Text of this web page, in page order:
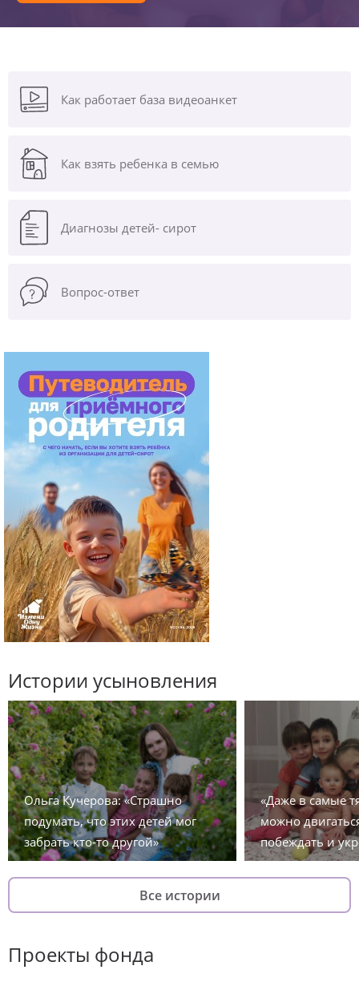
Как работает база видеоанкет
Как взять ребенка в семью
Диагнозы детей- сирот
Вопрос-ответ
Истории усыновления
Ольга Кучерова: «Страшно
подумать, что этих детей мог
забрать кто-то другой»
«Даже в самые
можно
побеждать и
Все истории
Проекты фонда